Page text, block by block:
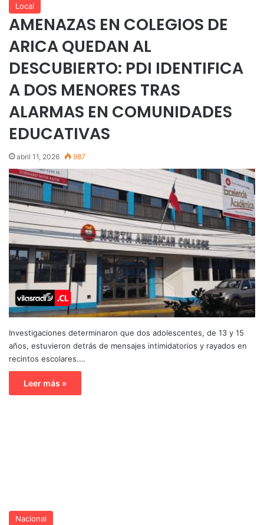
Local
AMENAZAS EN COLEGIOS DE
ARICA QUEDAN AL
DESCUBIERTO: PDI IDENTIFICA
A DOS MENORES TRAS
ALARMAS EN COMUNIDADES
EDUCATIVAS
abril 11, 2026 987
Investigaciones determinaron que dos adolescentes, de 13 y 15
años, estuvieron detrás de mensajes intimidatorios y rayados en
recintos escolares.…
Leer más »
Nacional